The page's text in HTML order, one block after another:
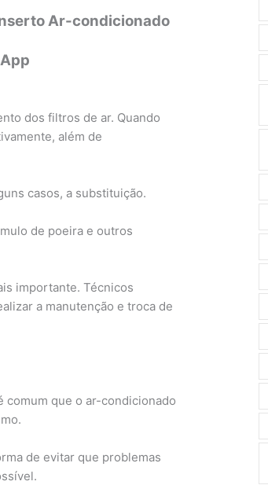
Ar-condicionado
dos filtros de ar. Quando
além de
casos, a substituição.
de poeira e outros
importante. Técnicos
a manutenção e troca de
comum que o ar-condicionado
de evitar que problemas